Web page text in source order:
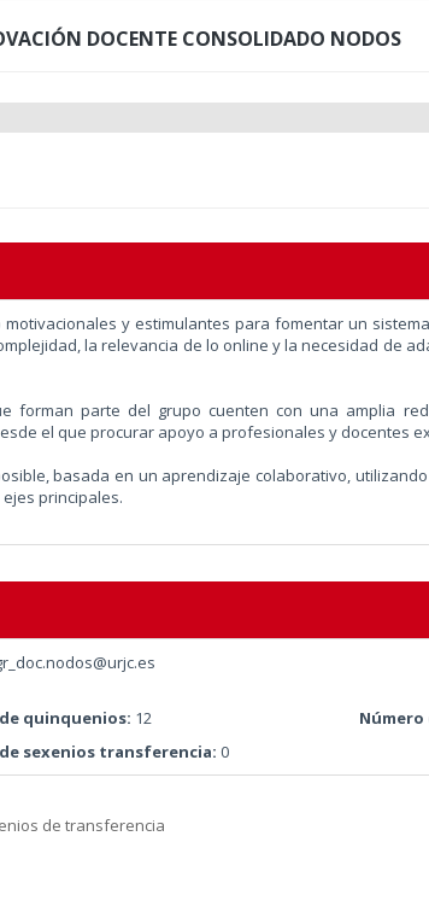
DOCENTE CONSOLIDADO NODOS
y estimulantes para fomentar un
la relevancia de lo online y la necesidad de
parte del grupo cuenten con una amplia
el que procurar apoyo a profesionales y docentes
basada en un aprendizaje colaborativo,
principales.
quinquenios: 12 Número
sexenios transferencia: 0
de transferencia